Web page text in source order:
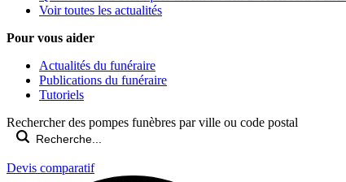
Voir toutes les actualités
Pour vous aider
Actualités du funéraire
Publications du funéraire
Tutoriels
Rechercher des pompes funèbres par ville ou code postal
Devis comparatif